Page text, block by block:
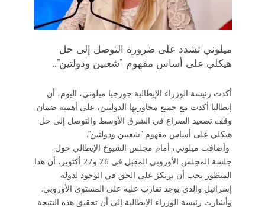
ميلوني تشدد على ضرورة التوصل إلى حل
هيكلي على أساس مفهوم "شعبين ودولتين"..
أكدت رئيسة الوزراء الإيطالية جورجيا ميلوني، اليوم، أن
إيطاليا أكدت مع جميع محاوريها الدوليين، على أهمية ضمان
وقف تصعيد الصراع في الشرق الأوسط والتوصل إلى حل
هيكلي على أساس مفهوم “شعبين ودولتين”.
وأضافت ميلوني، أمام مجلس الشيوخ الإيطالي حول
جلسة المجلس الأوروبي المقبل في 26 و27 أكتوبر، أن هذا
المنظور يجب أن يرتكز على الحق في الوجود لدولة
إسرائيل والذي يوجد تقارب عليه على المستوى الأوروبي.
وأشارت رئيسة الوزراء الإيطالية إلى أن تحقيق هذه النتيجة